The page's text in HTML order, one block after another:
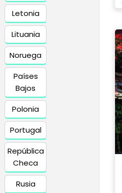
Letonia
Lituania
Noruega
Países
Bajos
Polonia
Portugal
República
Checa
Rusia